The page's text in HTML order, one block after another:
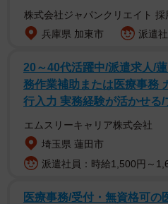
2001年４月に西山克氏（京都
設立されました。西山氏は、
たな視点で挑む学問を「怪異
怪異・化物・幽霊などについ
類学的な研究が先行し、なか
ターの小松和彦氏を中心とす
展していました。しかし、前
という語はほとんど使われて
株式会社ジャパンクリエイト 採
兵庫県 加東市
派遣
20～40代活躍中/派遣求人/
務作業補助または医療事務
行入力 実務経験が活かせる/
エムスリーキャリア株式会社
埼玉県 蓮田市
派遣社員：時給1,500円～
医療事務/受付・無資格可の